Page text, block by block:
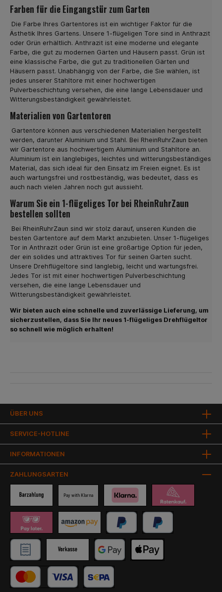
Doppelstabmatten in Grün oder Anthrazit eignen sich
sowohl für private als auch gewerbliche Grundstücke
sowie Industriebetrieben. Die massive Ausführung
hinterlässt einen soliden Eindruck und verschafft Ihnen
die gewünschte Sicherheit. Zaunmatten in Profi-Qualität
günstig online kaufen Im Industrie- und Gewerbebereich
werden meist stärkere Zaunmatten benötigt. Hier bietet
wir geschweißte Zaunmatten in Profi Qualität an, die
nach der Norm EN 10223-7 gefertigt sind und aus
feuerverzinkten Drähten bestehen. Diese Modelle
haben eine Stabstärke von 2 x 8 mm waagerecht und
senkrecht von 6 mm. Die Maschenweite dieser
Zaunmatten in Anthrazit betragen ebenfalls 5 x 20 cm mit
einer Zaunfeldlänge von 251 cm.Die flexiblen
Einsatzmöglichkeiten und hochwertige Qualität machen
diese Doppelstabmatten zu einem der Bestseller in
unserem Online Shop für Zäune und Komplett-Sets.
Entscheiden Sie sich heute für einen hochwertigen
Doppelstabmattenzaun
Farben für die Eingangstür zum Garten
Die Farbe Ihres Gartentores ist ein wichtiger Faktor für die
Ästhetik Ihres Gartens. Unsere 1-flügeligen Tore sind in Anthrazit
oder Grün erhältlich. Anthrazit ist eine moderne und elegante
Farbe, die gut zu modernen Gärten und Häusern passt. Grün ist
eine klassische Farbe, die gut zu traditionellen Gärten und
Häusern passt. Unabhängig von der Farbe, die Sie wählen, ist
jedes unserer Stahltore mit einer hochwertigen
Pulverbeschichtung versehen, die eine lange Lebensdauer und
Witterungsbeständigkeit gewährleistet.
Materialien von Gartentoren
Gartentore können aus verschiedenen Materialien hergestellt
werden, darunter Aluminium und Stahl. Bei RheinRuhrZaun bieten
wir Gartentore aus hochwertigem Aluminium und Stahltore an.
Aluminium ist ein langlebiges, leichtes und witterungsbeständiges
Material, das sich ideal für den Einsatz im Freien eignet. Es ist
auch wartungsfrei und rostbeständig, was bedeutet, dass es
auch nach vielen Jahren noch gut aussieht.
Warum Sie ein 1-flügeliges Tor bei RheinRuhrZaun
bestellen sollten
Bei RheinRuhrZaun sind wir stolz darauf, unseren Kunden die
besten Gartentore auf dem Markt anzubieten. Unser 1-flügeliges
Tor in Anthrazit oder Grün ist eine großartige Option für jeden,
der ein solides und attraktives Tor für seinen Garten sucht.
Unsere Drehflügeltore sind langlebig, leicht und wartungsfrei.
Jedes Tor ist mit einer hochwertigen Pulverbeschichtung
versehen, die eine lange Lebensdauer und
Witterungsbeständigkeit gewährleistet.
Wir bieten auch eine schnelle und zuverlässige Lieferung, um
sicherzustellen, dass Sie Ihr neues 1-flügeliges Drehflügeltor
so schnell wie möglich erhalten!
ÜBER UNS
INFORMATIONEN
SERVICE-HOTLINE
ZAHLUNGSARTEN
Pay with Klarna